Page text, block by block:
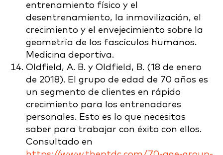
entrenamiento físico y el
desentrenamiento, la inmovilización, el
crecimiento y el envejecimiento sobre la
geometría de los fascículos humanos.
Medicina deportiva.
Oldfield, A. B. y Oldfield, B. (18 de enero
de 2018). El grupo de edad de 70 años es
un segmento de clientes en rápido
crecimiento para los entrenadores
personales. Esto es lo que necesitas
saber para trabajar con éxito con ellos.
Consultado en